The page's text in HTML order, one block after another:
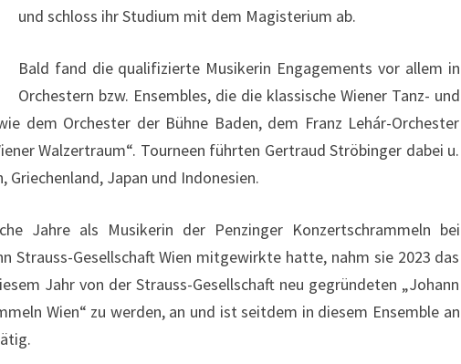
und schloss ihr Studium mit dem Magisterium ab.
Bald fand die qualifizierte Musikerin Engagements vor allem in
Orchestern bzw. Ensembles, die die klassische Wiener Tanz- und
dem Orchester der Bühne Baden, dem Franz Lehár-Orchester
Walzertraum“. Tourneen führten Gertraud Ströbinger dabei u.
Griechenland, Japan und Indonesien.
Jahre als Musikerin der Penzinger Konzertschrammeln bei
Strauss-Gesellschaft Wien mitgewirkte hatte, nahm sie 2023 das
Jahr von der Strauss-Gesellschaft neu gegründeten „Johann
Wien“ zu werden, an und ist seitdem in diesem Ensemble an